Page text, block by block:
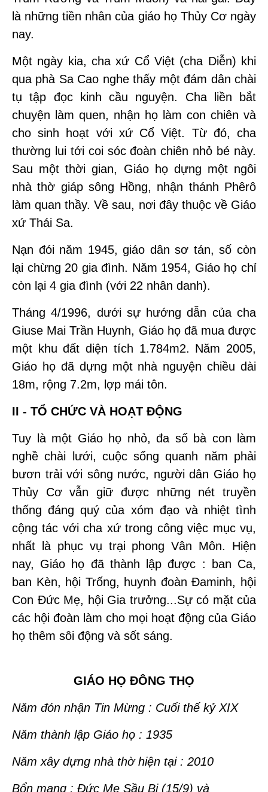
là những tiền nhân của giáo họ Thủy Cơ ngày
nay.
Một ngày kia, cha xứ Cổ Việt (cha Diễn) khi
qua phà Sa Cao nghe thấy một đám dân chài
tụ tập đọc kinh cầu nguyện. Cha liền bắt
chuyện làm quen, nhận họ làm con chiên và
cho sinh hoạt với xứ Cổ Việt. Từ đó, cha
thường lui tới coi sóc đoàn chiên nhỏ bé này.
Sau một thời gian, Giáo họ dựng một ngôi
nhà thờ giáp sông Hồng, nhận thánh Phêrô
làm quan thầy. Về sau, nơi đây thuộc về Giáo
xứ Thái Sa.
Nạn đói năm 1945, giáo dân sơ tán, số còn
lại chừng 20 gia đình. Năm 1954, Giáo họ chỉ
còn lại 4 gia đình (với 22 nhân danh).
Tháng 4/1996, dưới sự hướng dẫn của cha
Giuse Mai Trần Huynh, Giáo họ đã mua được
một khu đất diện tích 1.784m2. Năm 2005,
Giáo họ đã dựng một nhà nguyện chiều dài
18m, rộng 7.2m, lợp mái tôn.
II - TỔ CHỨC VÀ HOẠT ĐỘNG
Tuy là một Giáo họ nhỏ, đa số bà con làm
nghề chài lưới, cuộc sống quanh năm phải
bươn trải với sông nước, người dân Giáo họ
Thủy Cơ vẫn giữ được những nét truyền
thống đáng quý của xóm đạo và nhiệt tình
cộng tác với cha xứ trong công việc mục vụ,
nhất là phục vụ trại phong Vân Môn. Hiện
nay, Giáo họ đã thành lập được : ban Ca,
ban Kèn, hội Trống, huynh đoàn Đaminh, hội
Con Đức Mẹ, hội Gia trưởng...Sự có mặt của
các hội đoàn làm cho mọi hoạt động của Giáo
họ thêm sôi động và sốt sáng.
GIÁO HỌ ĐÔNG THỌ
Năm đón nhận Tin Mừng : Cuối thế kỷ XIX
Năm thành lập Giáo họ : 1935
Năm xây dựng nhà thờ hiện tại : 2010
Bổn mạng : Đức Mẹ Sầu Bi (15/9) và